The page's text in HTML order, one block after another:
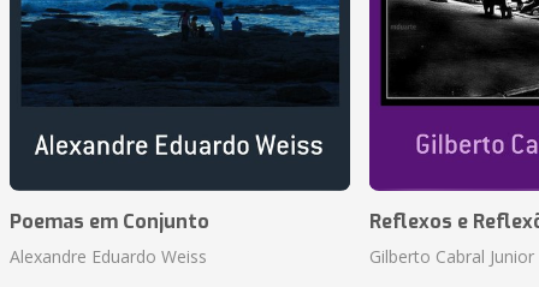
Poemas em Conjunto
Alexandre Eduardo Weiss
Reflexos e
Gilberto Cabral Junior